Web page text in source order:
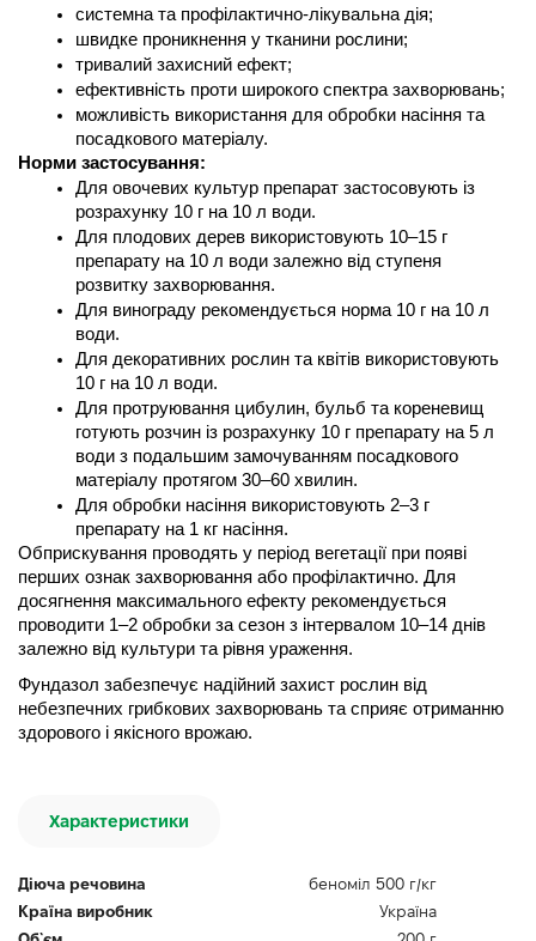
системна та профілактично-лікувальна дія;
швидке проникнення у тканини рослини;
тривалий захисний ефект;
ефективність проти широкого спектра захворювань;
можливість використання для обробки насіння та
посадкового матеріалу.
Норми застосування:
Для овочевих культур препарат застосовують із
розрахунку 10 г на 10 л води.
Для плодових дерев використовують 10–15 г
препарату на 10 л води залежно від ступеня
розвитку захворювання.
Для винограду рекомендується норма 10 г на 10 л
води.
Для декоративних рослин та квітів використовують
10 г на 10 л води.
Для протруювання цибулин, бульб та кореневищ
готують розчин із розрахунку 10 г препарату на 5 л
води з подальшим замочуванням посадкового
матеріалу протягом 30–60 хвилин.
Для обробки насіння використовують 2–3 г
препарату на 1 кг насіння.
Обприскування проводять у період вегетації при появі
перших ознак захворювання або профілактично. Для
досягнення максимального ефекту рекомендується
проводити 1–2 обробки за сезон з інтервалом 10–14 днів
залежно від культури та рівня ураження.
Фундазол забезпечує надійний захист рослин від
небезпечних грибкових захворювань та сприяє отриманню
здорового і якісного врожаю.
Характеристики
Діюча речовина
беноміл 500 г/кг
Країна виробник
Україна